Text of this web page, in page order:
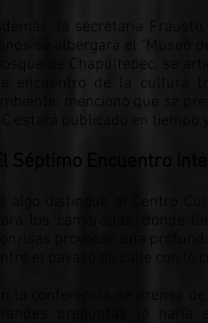
Además, la secretaria
Pinos se albergará el “Museo
Bosque de Chapultepec, se
de encuentro de la cultura
ambiente; mencionó que se
SC estará publicado en tiempo
El Séptimo Encuentro
Si algo distingue al Centro
para los camaradas, donde
sonrisas provocan una
entre el payaso de calle con
En la conferencia de prensa